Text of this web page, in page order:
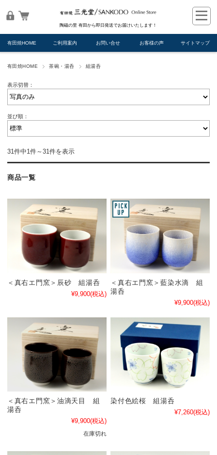
陶磁の里 有田から即日発送でお届けいたします！
有田焼HOME ご利用案内 お問い合せ お客様の声 サイトマップ
有田焼HOME 茶碗・湯呑 組湯呑
表示切替：
並び順：
31件中1件～31件を表示
商品一覧
＜真右エ門窯＞辰砂 組湯呑
¥9,900(税込)
＜真右エ門窯＞藍染水滴 組
湯呑
¥9,900(税込)
＜真右エ門窯＞油滴天目 組
湯呑
¥9,900(税込)
在庫切れ
染付色絵桜 組湯呑
¥7,260(税込)